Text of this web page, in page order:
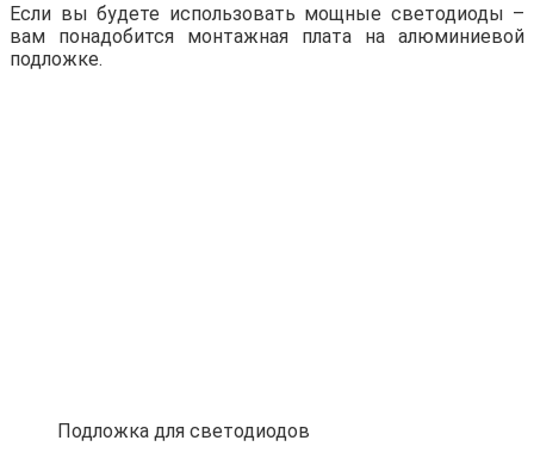
Если вы будете использовать мощные светодиоды –
вам понадобится монтажная плата на алюминиевой
подложке.
Подложка для светодиодов